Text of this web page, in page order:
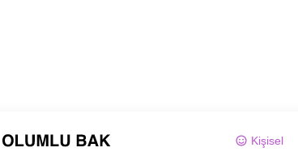
Kişisel